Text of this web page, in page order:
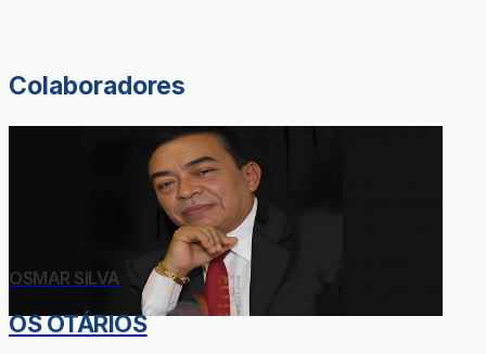
Colaboradores
OSMAR SILVA
OS OTÁRIOS